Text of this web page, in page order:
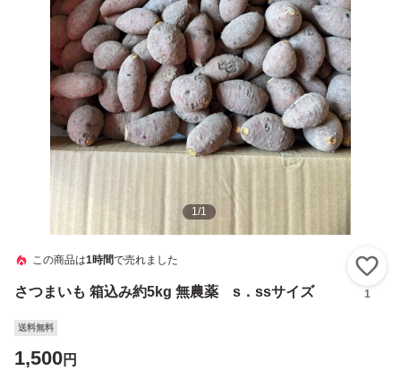
1/1
この商品は1時間で売れました
さつまいも 箱込み約5kg 無農薬 s．ssサイズ 1
送料無料
1,500円